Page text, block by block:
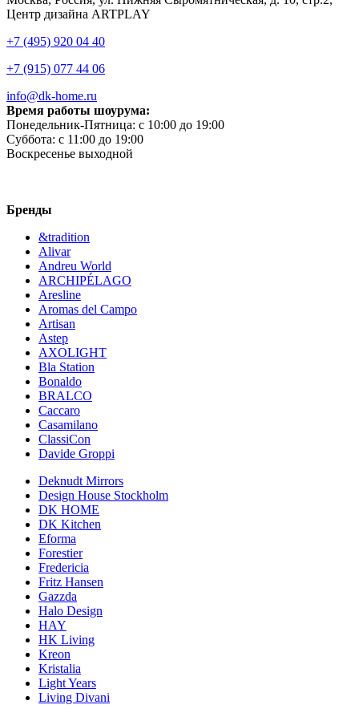
Центр дизайна ARTPLAY
+7 (495) 920 04 40
+7 (915) 077 44 06
info@dk-home.ru
Время работы шоурума:
Понедельник-Пятница: c 10:00 до 19:00
Суббота: c 11:00 до 19:00
Воскресенье выходной
Бренды
&tradition
Alivar
Andreu World
ARCHIPÉLAGO
Aresline
Aromas del Campo
Artisan
Astep
AXOLIGHT
Bla Station
Bonaldo
BRALCO
Caccaro
Casamilano
ClassiCon
Davide Groppi
Deknudt Mirrors
Design House Stockholm
DK HOME
DK Kitchen
Eforma
Forestier
Fredericia
Fritz Hansen
Gazzda
Halo Design
HAY
HK Living
Kreon
Kristalia
Light Years
Living Divani